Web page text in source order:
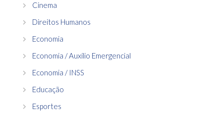
Cinema
Direitos Humanos
Economia
Economia / Auxílio Emergencial
Economia / INSS
Educação
Esportes